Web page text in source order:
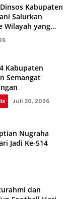
Kabupaten
Salurkan
Wilayah yang
Kabupaten
Semangat
Juli 30, 2026
Nugraha
Jadi Ke-514
dan